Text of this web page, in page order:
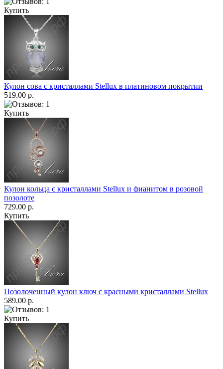
Купить
Кулон сова с кристаллами Stellux в платиновом покрытии
519.00 р.
Купить
Кулон кольца с кристаллами Stellux и фианитом в розовой
позолоте
729.00 р.
Купить
Позолоченный кулон ключ с красными кристаллами Stellux
589.00 р.
Купить